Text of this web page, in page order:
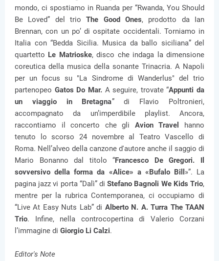
mondo, ci spostiamo in Ruanda per “Rwanda, You Should
Be Loved” del trioThe Good Ones, prodotto da Ian
Brennan, con un po’ di ospitate occidentali. Torniamo in
Italia con “Bedda Sicilia. Musica da ballo siciliana” del
quartetto Le Matrioske, disco che indaga la dimensione
coreutica della musica della sonante Trinacria. A Napoli
per un focus su "La Sindrome di Wanderlus" del trio
partenopeo Gatos Do Mar.A seguire, trovate “Appunti da
un viaggio in Bretagna” di Flavio Poltronieri,
accompagnato da un’imperdibile playlist. Ancora,
raccontiamo il concerto che gli Avion Travel
hanno
tenuto lo scorso 24 novembre al Teatro Vascello di
Roma. Nell’alveo della canzone d'autore anche il saggio di
Mario Bonanno dal titolo “Francesco De Gregori. Il
sovversivo della forma da «Alice» a «Bufalo Bill »”. La
pagina jazz vi porta “Dalì” diStefano Bagnoli We Kids Trio,
mentre per la rubrica Contemporanea, ci occupiamo di
“Live At Easy Nuts Lab” di Alberto N. A. Turra The TAAN
Trio. Infine, nella controcopertina di Valerio Corzani
l’immagine di Giorgio Li Calzi.
Editor's Note